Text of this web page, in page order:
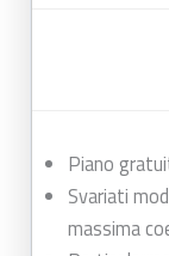
Piano
Svariati
massima